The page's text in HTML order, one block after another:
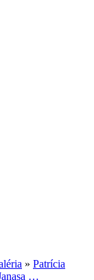
» Patrícia
…